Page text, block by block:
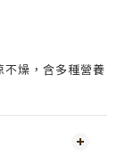
燥，含多種營養